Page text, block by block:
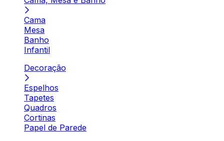
Cama
Mesa
Banho
Infantil
Decoração
Espelhos
Tapetes
Quadros
Cortinas
Papel de Parede